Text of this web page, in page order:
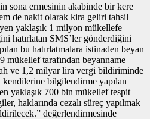
sona ermesinin akabinde bir kere
de nakit olarak kira geliri tahsil
yaklaşık 1 milyon mükellefe
hatırlatan SMS’ler gönderdiğini
bu hatırlatmalara istinaden beyan
mükellef tarafından beyanname
ve 1,2 milyar lira vergi bildiriminde
bilgilendirme yapılan
yaklaşık 700 bin mükellef tespit
haklarında cezalı süreç yapılmak
değerlendirmesinde